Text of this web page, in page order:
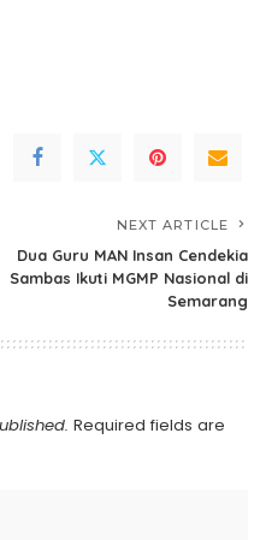
NEXT ARTICLE
Dua Guru MAN Insan Cendekia
Sambas Ikuti MGMP Nasional di
Semarang
Required fields are